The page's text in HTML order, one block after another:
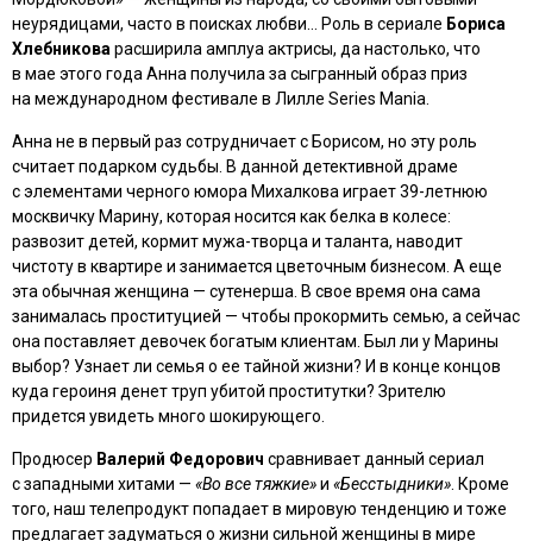
неурядицами, часто в поисках любви… Роль в сериале Бориса
Хлебникова расширила амплуа актрисы, да настолько, что
в мае этого года Анна получила за сыгранный образ приз
на международном фестивале в Лилле Series Mania.
Анна не в первый раз сотрудничает с Борисом, но эту роль
считает подарком судьбы. В данной детективной драме
с элементами черного юмора Михалкова играет 39-летнюю
москвичку Марину, которая носится как белка в колесе:
развозит детей, кормит мужа-творца и таланта, наводит
чистоту в квартире и занимается цветочным бизнесом. А еще
эта обычная женщина — сутенерша. В свое время она сама
занималась проституцией — чтобы прокормить семью, а сейчас
она поставляет девочек богатым клиентам. Был ли у Марины
выбор? Узнает ли семья о ее тайной жизни? И в конце концов
куда героиня денет труп убитой проститутки? Зрителю
придется увидеть много шокирующего.
Продюсер Валерий Федорович сравнивает данный сериал
с западными хитами — «Во все тяжкие»и «Бесстыдники» . Кроме
того, наш телепродукт попадает в мировую тенденцию и тоже
предлагает задуматься о жизни сильной женщины в мире